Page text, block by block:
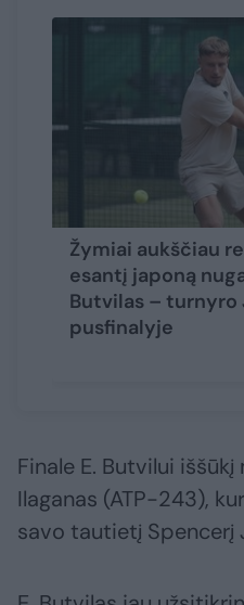
Žymiai aukščiau
esantį japoną
Butvilas – turnyro
pusfinalyje
Finale E. Butvilui
Ilaganas (ATP-243),
savo tautietį Spencerį